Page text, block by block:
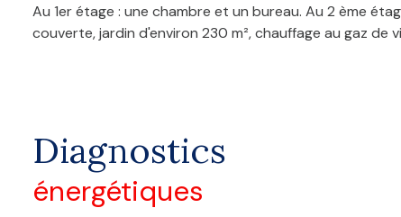
Au 1er étage : une chambre et un bureau. Au 2 ème
couverte, jardin d'environ 230 m², chauffage au gaz
Diagnostics
énergétiques